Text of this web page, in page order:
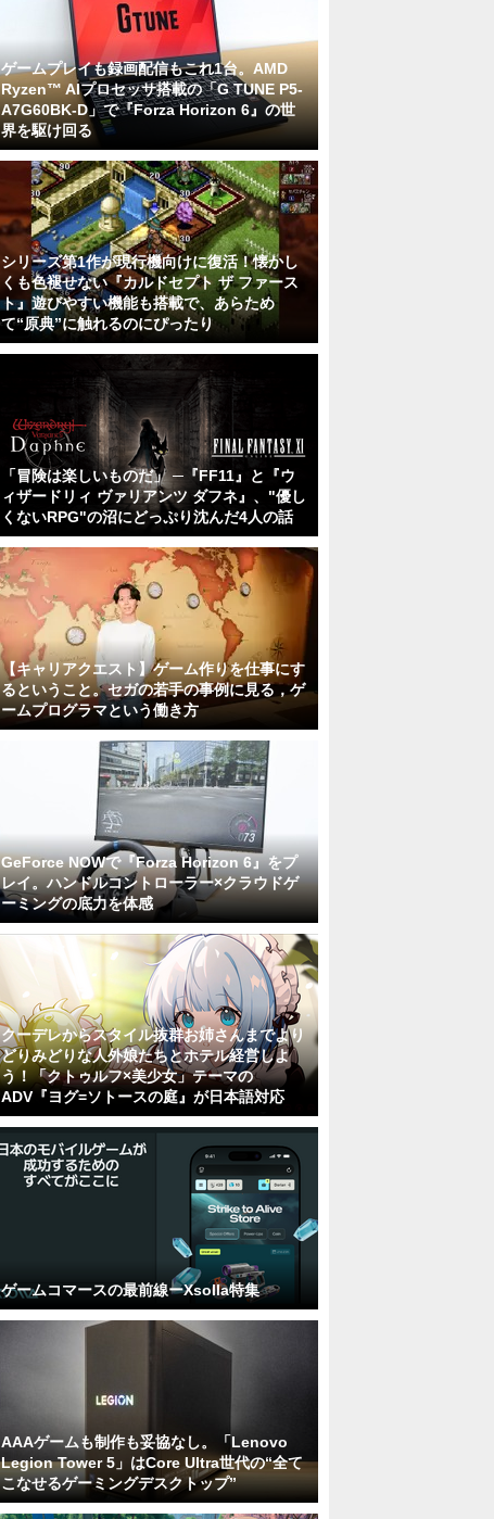
ゲームプレイも録画配信もこれ1台。AMD
Ryzen™ AIプロセッサ搭載の「G TUNE P5-
A7G60BK-D」で『Forza Horizon 6』の世
界を駆け回る
シリーズ第1作が現行機向けに復活！懐かし
くも色褪せない『カルドセプト ザ ファース
ト』遊びやすい機能も搭載で、あらため
て“原典”に触れるのにぴったり
「冒険は楽しいものだ」 ─『FF11』と『ウ
ィザードリィ ヴァリアンツ ダフネ』、"優し
くないRPG"の沼にどっぷり沈んだ4人の話
【キャリアクエスト】ゲーム作りを仕事にす
るということ。セガの若手の事例に見る，ゲ
ームプログラマという働き方
GeForce NOWで『Forza Horizon 6』をプ
レイ。ハンドルコントローラー×クラウドゲ
ーミングの底力を体感
クーデレからスタイル抜群お姉さんまでより
どりみどりな人外娘たちとホテル経営しよ
う！「クトゥルフ×美少女」テーマの
ADV『ヨグ=ソトースの庭』が日本語対応
ゲームコマースの最前線ーXsolla特集
AAAゲームも制作も妥協なし。「Lenovo
Legion Tower 5」はCore Ultra世代の“全て
こなせるゲーミングデスクトップ”